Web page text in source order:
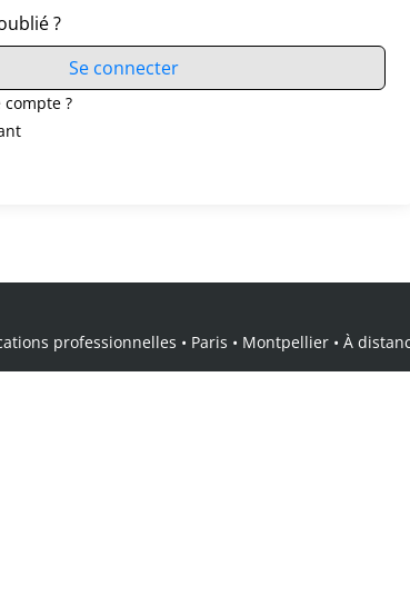
?
Se connecter
compte ?
professionnelles • Paris • Montpellier • À